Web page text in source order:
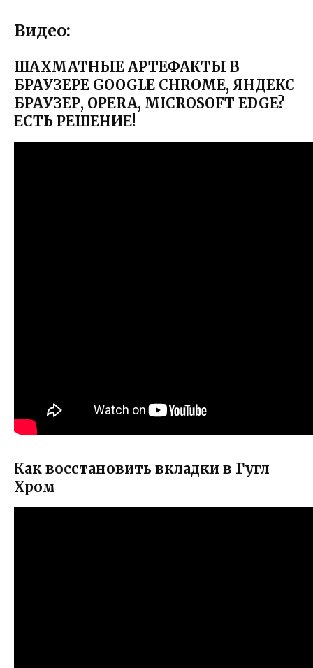
Видео:
ШАХМАТНЫЕ АРТЕФАКТЫ В
БРАУЗЕРЕ GOOGLE CHROME, ЯНДЕКС
БРАУЗЕР, OPERA, MICROSOFT EDGE?
ЕСТЬ РЕШЕНИЕ!
Как восстановить вкладки в Гугл
Хром